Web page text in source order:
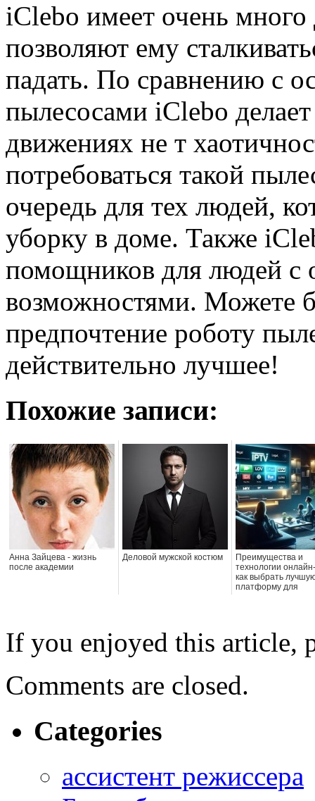
iClebo имеет очень много
позволяют ему
падать. По сравнению с
пылесосами iClebo делает
движениях не т
потребоваться такой
очередь для тех людей,
уборку в доме. Также
помощников для людей с
возможностями. Можете
предпочтение роботу
действительно лучшее!
Похожие записи:
Анна Зайцева - жизнь
после академии
Деловой мужской костюм
Преимущества и
технологии
как выбрать
платформу для
If you enjoyed this article,
Comments are closed.
Categories
ассистент режиссера